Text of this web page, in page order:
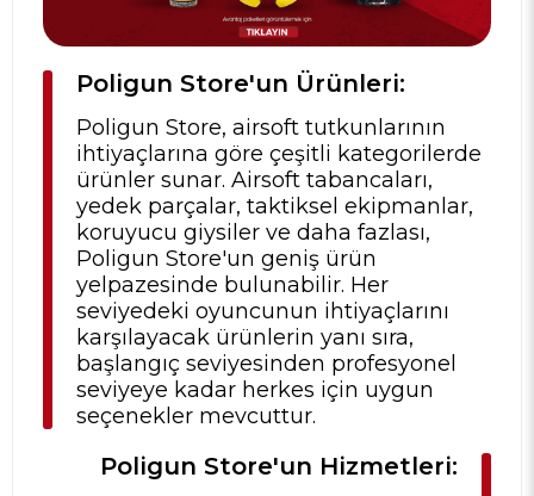
Poligun Store'un Ürünleri:
Poligun Store, airsoft tutkunlarının
ihtiyaçlarına göre çeşitli kategorilerde
ürünler sunar. Airsoft tabancaları,
yedek parçalar, taktiksel ekipmanlar,
koruyucu giysiler ve daha fazlası,
Poligun Store'un geniş ürün
yelpazesinde bulunabilir. Her
seviyedeki oyuncunun ihtiyaçlarını
karşılayacak ürünlerin yanı sıra,
başlangıç seviyesinden profesyonel
seviyeye kadar herkes için uygun
seçenekler mevcuttur.
Poligun Store'un Hizmetleri: